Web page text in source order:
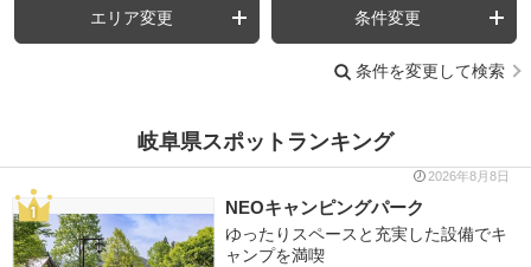
エリア変更 条件変更
条件を変更して検索
岐阜県スポットランキング
2026年8月8日
NEOキャンピングパーク
ゆったりスペースと充実した設備でキ
ャンプを満喫